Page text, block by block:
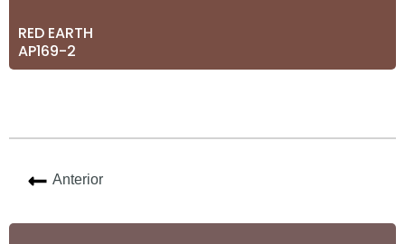
RED EARTH
AP169-2
Anterior